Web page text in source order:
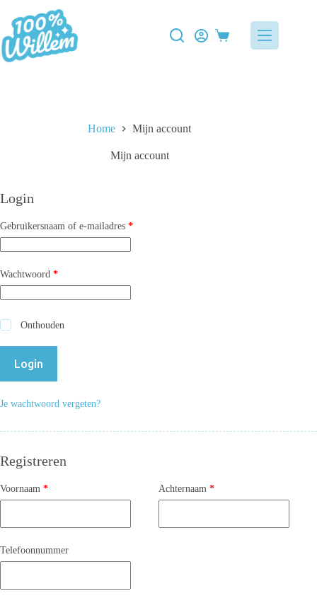
Home Mijn account
Mijn account
Login
Gebruikersnaam of e-mailadres *
Wachtwoord *
Onthouden
Login
Je wachtwoord vergeten?
Registreren
Voornaam * Achternaam *
Telefoonnummer